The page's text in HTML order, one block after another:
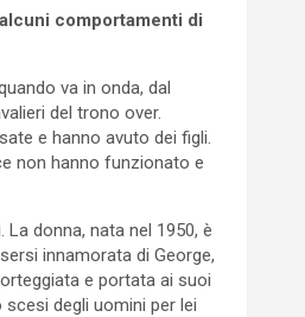
comportamenti di
quando va in onda, dal
del trono over.
e hanno avuto dei figli.
non hanno funzionato e
. La donna, nata nel 1950, è
innamorata di George,
e portata ai suoi
degli uomini per lei